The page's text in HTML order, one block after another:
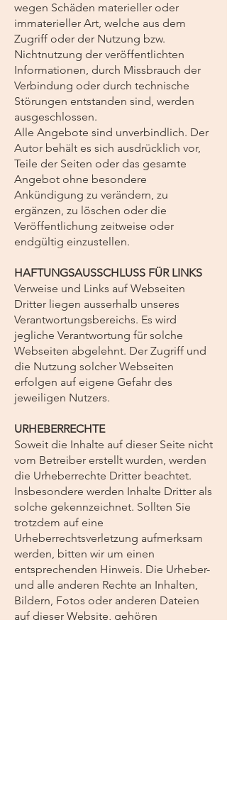
wegen Schäden materieller oder
immaterieller Art, welche aus dem
Zugriff oder der Nutzung bzw.
Nichtnutzung der veröffentlichten
Informationen, durch Missbrauch der
Verbindung oder durch technische
Störungen entstanden sind, werden
ausgeschlossen.
Alle Angebote sind unverbindlich. Der
Autor behält es sich ausdrücklich vor,
Teile der Seiten oder das gesamte
Angebot ohne besondere
Ankündigung zu verändern, zu
ergänzen, zu löschen oder die
Veröffentlichung zeitweise oder
endgültig einzustellen.
HAFTUNGSAUSSCHLUSS FÜR LINKS
Verweise und Links auf Webseiten
Dritter liegen ausserhalb unseres
Verantwortungsbereichs. Es wird
jegliche Verantwortung für solche
Webseiten abgelehnt. Der Zugriff und
die Nutzung solcher Webseiten
erfolgen auf eigene Gefahr des
jeweiligen Nutzers.
URHEBERRECHTE
Soweit die Inhalte auf dieser Seite nicht
vom Betreiber erstellt wurden, werden
die Urheberrechte Dritter beachtet.
Insbesondere werden Inhalte Dritter als
solche gekennzeichnet. Sollten Sie
trotzdem auf eine
Urheberrechtsverletzung aufmerksam
werden, bitten wir um einen
entsprechenden Hinweis. Die Urheber-
und alle anderen Rechte an Inhalten,
Bildern, Fotos oder anderen Dateien
auf dieser Website, gehören